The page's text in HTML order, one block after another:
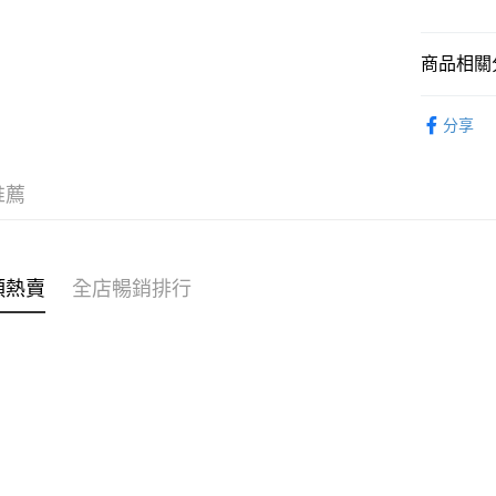
商品相關
分享
薦
賣 全店暢銷排行